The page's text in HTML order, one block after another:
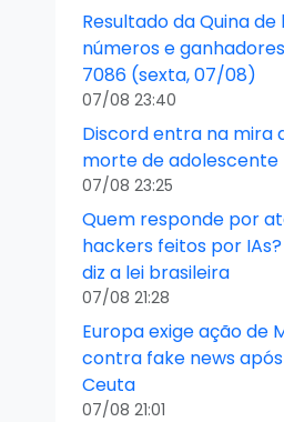
Resultado da Quina de
números e
7086 (sexta, 07/08)
07/08 23:40
Discord entra na mira
morte de adolescente
07/08 23:25
Quem responde por
hackers feitos por
diz a lei brasileira
07/08 21:28
Europa exige ação de
contra fake news
Ceuta
07/08 21:01